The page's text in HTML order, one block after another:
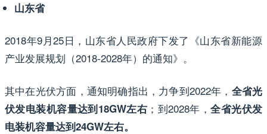
山东省
2018年9月25日，山东省人民政府下发了《山东省新能源
产业发展规划（2018-2028年）的通知》。
其中在光伏方面，通知明确指出，力争到2022年， 全省光
伏发电装机容量达到18GW左右 ；到2028年，全省光伏发
电装机容量达到24GW左右。